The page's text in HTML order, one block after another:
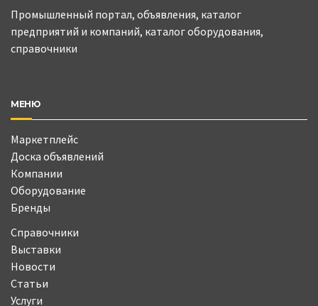
Промышленный портал, объявления, каталог
предприятий и компаний, каталог оборудования,
справочники
МЕНЮ
Маркетплейс
Доска объявлений
Компании
Оборудование
Бренды
Справочники
Выставки
Новости
Статьи
Услуги